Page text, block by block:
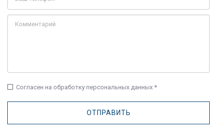
check_box_outline_blank Согласен на обработку персональных данных *